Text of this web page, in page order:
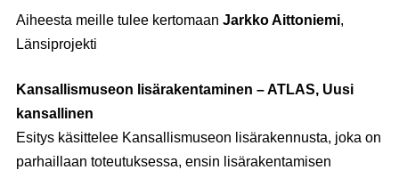
Aiheesta meille tulee kertomaan Jarkko Aittoniemi,
Länsiprojekti
Kansallismuseon lisärakentaminen – ATLAS, Uusi
kansallinen
Esitys käsittelee Kansallismuseon lisärakennusta, joka on
parhaillaan toteutuksessa, ensin lisärakentamisen